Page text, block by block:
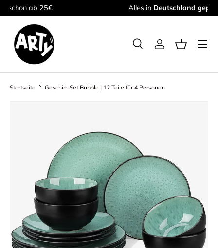
Direkt zum Inhalt
Alles in Deutschland geprüft& getestet
Suchen
SucheEinloggen
Menü
Startseite Geschirr-Set Bubble | 12 Teile für 4 Personen